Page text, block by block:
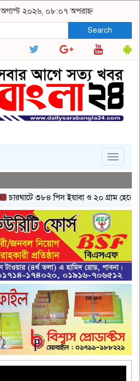
২০২৬, ০৮:০৭ অপরাহ্ন
Search
Toggle
৩৮৪ পিস ইয়াবা ও ২০ গ্রাম হেরোইনসহ